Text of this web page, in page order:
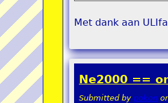
Met dank aan
Ne2000 ==
Submitted by pokon